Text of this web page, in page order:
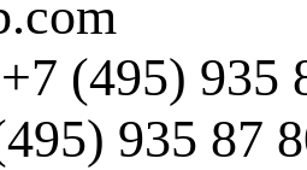
(495) 935
935 87